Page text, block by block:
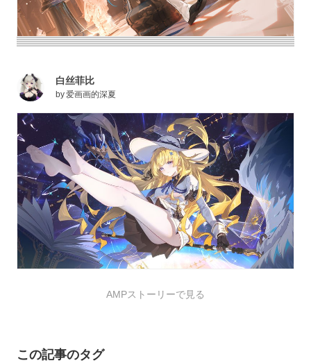
白丝菲比
by爱画画的深夏
AMPストーリーで見る
この記事のタグ